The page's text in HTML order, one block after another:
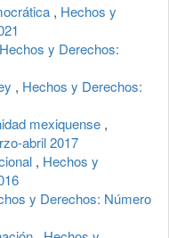
, Hechos y
Hechos y Derechos:
, Hechos y Derechos:
mexiquense ,
abril 2017
, Hechos y
y Derechos: Número